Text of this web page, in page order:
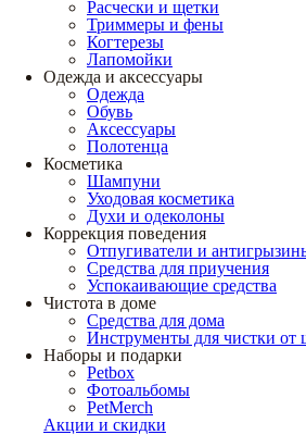
Расчески и щетки
Триммеры и фены
Когтерезы
Лапомойки
Одежда и аксессуары
Одежда
Обувь
Аксессуары
Полотенца
Косметика
Шампуни
Уходовая косметика
Духи и одеколоны
Коррекция поведения
Отпугиватели и
Средства для приучения
Успокаивающие средства
Чистота в доме
Средства для дома
Инструменты для чистки от
Наборы и подарки
Petbox
Фотоальбомы
PetMerch
Акции и скидки